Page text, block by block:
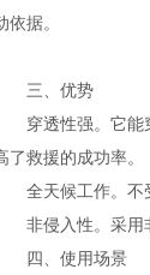
依据。
三、优势
穿透性强。它能穿
了救援的成功率。
全天候工作。不受
非侵入性。采用非
四、使用场景